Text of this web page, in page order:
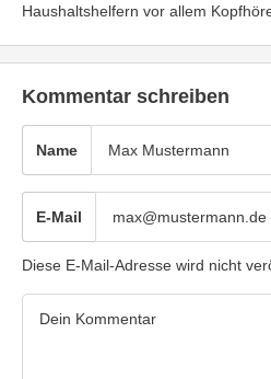
Haushaltshelfern vor allem
Kommentar schreiben
Name
E-Mail
Diese E-Mail-Adresse wird nicht